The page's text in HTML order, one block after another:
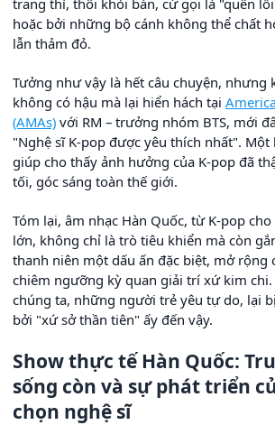
hoặc bởi những bộ cánh không thể chất
lẫn thảm đỏ.
Tưởng như vậy là hết câu chuyện, nhưng
không có hậu mà lại hiển hách tại
(AMAs) với RM – trưởng nhóm BTS, mới
"Nghệ sĩ K-pop được yêu thích nhất".
giúp cho thấy ảnh hưởng của K-pop đã
tối, góc sáng toàn thế giới.
Tóm lại, âm nhạc Hàn Quốc, từ K-pop
lớn, không chỉ là trò tiêu khiển mà còn
thanh niên một dấu ấn đặc biệt, mở rộng
chiêm ngưỡng kỳ quan giải trí xứ kim
chúng ta, những người trẻ yêu tự do, lại
bởi "xứ sở thần tiên" ấy đến vậy.
Show thực tế Hàn Quốc:
sống còn và sự phát triển
chọn nghệ sĩ